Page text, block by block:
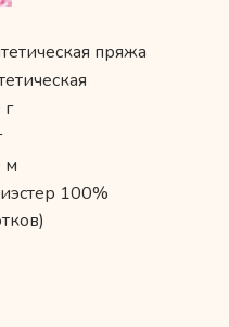
пряжа
м
100%